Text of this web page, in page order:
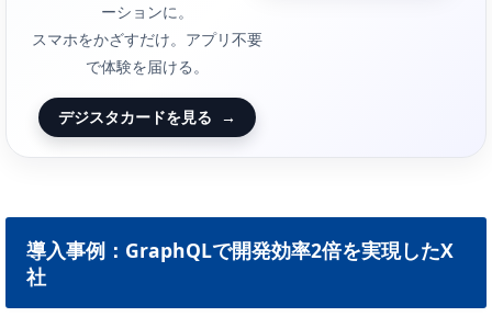
ーションに。
スマホをかざすだけ。アプリ不要
で体験を届ける。
デジスタカードを見る →
導入事例：GraphQLで開発効率2倍を実現したX
社